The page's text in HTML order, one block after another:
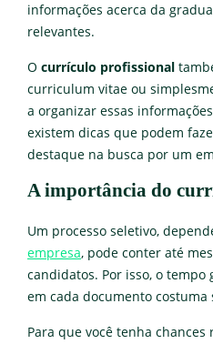
informações acerca da
relevantes.
O currículo profissional
curriculum vitae ou
a organizar essas
existem dicas que podem
destaque na busca por um
A importância do
Um processo seletivo,
empresa, pode conter até
candidatos. Por isso, o tempo
em cada documento costuma
Para que você tenha